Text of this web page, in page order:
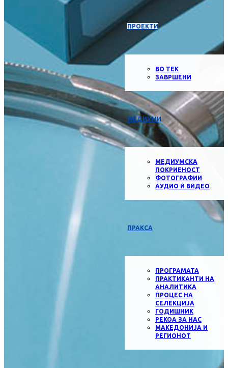
ПРОЕКТИ
ВО ТЕК
ЗАВРШЕНИ
МЕДИУМИ
МЕДИУМСКА
ПОКРИЕНОСТ
ФОТОГРАФИИ
АУДИО И ВИДЕО
ПРАКСА
ПРОГРАМАТА
ПРАКТИКАНТИ НА
АНАЛИТИКА
ПРОЦЕС НА
СЕЛЕКЦИЈА
ГОДИШНИК
РЕКОА ЗА НАС
МАКЕДОНИЈА И
РЕГИОНОТ